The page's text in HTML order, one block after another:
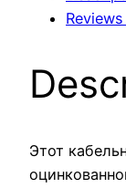
Этот